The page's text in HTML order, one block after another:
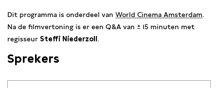
Dit programma is onderdeel van World Cinema Amsterdam.
Na de filmvertoning is er een Q&A van ± 15 minuten met
regisseur Steffi Niederzoll .
Sprekers